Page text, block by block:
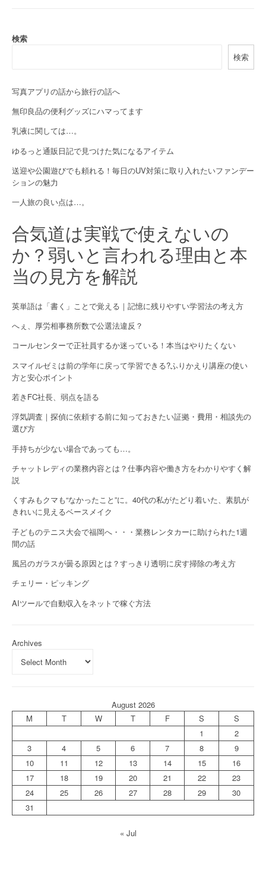
a
i
g
a
t
i
o
検索
検索
写真アプリの話から旅行の話へ
無印良品の便利グッズにハマってます
乳液に関しては…。
ゆるっと通販日記で見つけた気になるアイテム
送迎や公園遊びでも頼れる！毎日のUV対策に取り入れたいファンデー
ションの魅力
一人旅の良い点は…。
合気道は実戦で使えないの
か？弱いと言われる理由と本
当の見方を解説
英単語は「書く」ことで覚える｜記憶に残りやすい学習法の考え方
へぇ、厚労相事務所数で公選法違反？
コールセンターで正社員するか迷っている！本当はやりたくない
スマイルゼミは前の学年に戻って学習できる?ふりかえり講座の使い
方と安心ポイント
若きFC社長、弱点を語る
浮気調査｜探偵に依頼する前に知っておきたい証拠・費用・相談先の
選び方
手持ちが少ない場合であっても…。
チャットレディの業務内容とは？仕事内容や働き方をわかりやすく解
説
くすみもクマも“なかったこと”に。40代の私がたどり着いた、素肌が
きれいに見えるベースメイク
子どものテニス大会で福岡へ・・・業務レンタカーに助けられた1週
間の話
風呂のガラスが曇る原因とは？すっきり透明に戻す掃除の考え方
チェリー・ピッキング
AIツールで自動収入をネットで稼ぐ方法
Archives
August 2026
M
T W T F S
S
1
2
3
4 5 6 7 8
9
10
11 12 13 14 15
16
17
18 19 20 21 22
23
24
25 26 27 28 29
30
31
« Jul